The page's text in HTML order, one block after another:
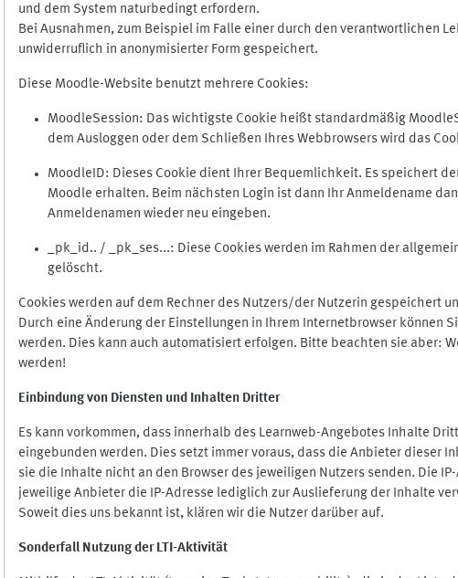
und dem System naturbedingt erfordern.
Bei Ausnahmen, zum Beispiel im Falle einer durch den verantwortlichen
unwiderruflich in anonymisierter Form gespeichert.
Diese Moodle-Website benutzt mehrere Cookies:
MoodleSession: Das wichtigste Cookie heißt standardmäßig
dem Ausloggen oder dem Schließen Ihres Webbrowsers wird das
MoodleID: Dieses Cookie dient Ihrer Bequemlichkeit. Es speichert
Moodle erhalten. Beim nächsten Login ist dann Ihr Anmeldename
Anmeldenamen wieder neu eingeben.
_pk_id.. / _pk_ses...: Diese Cookies werden im Rahmen der
gelöscht.
Cookies werden auf dem Rechner des Nutzers/der Nutzerin gespeichert
Durch eine Änderung der Einstellungen in Ihrem Internetbrowser
werden. Dies kann auch automatisiert erfolgen. Bitte beachten sie aber:
werden!
Einbindung von Diensten und Inhalten Dritter
Es kann vorkommen, dass innerhalb des Learnweb-Angebotes Inhalte
eingebunden werden. Dies setzt immer voraus, dass die Anbieter dieser
sie die Inhalte nicht an den Browser des jeweiligen Nutzers senden. Die
jeweilige Anbieter die IP-Adresse lediglich zur Auslieferung der Inhalte
Soweit dies uns bekannt ist, klären wir die Nutzer darüber auf.
Sonderfall Nutzung der LTI-Aktivität